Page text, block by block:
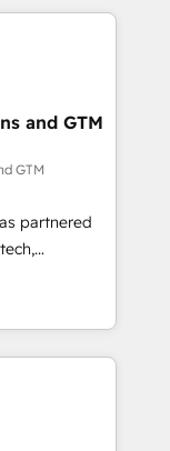
more
Custom
· Sales &
growth
and GTM
GTM
partnered
With
scalable
challenges.